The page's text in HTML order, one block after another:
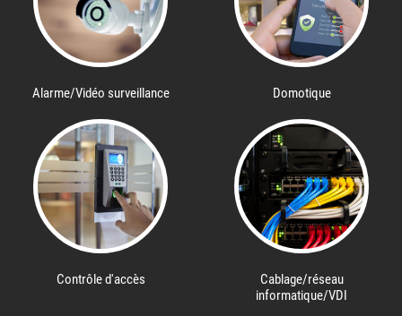
Alarme/Vidéo surveillance Domotique
Contrôle d'accès
Cablage/réseau
informatique/VDI